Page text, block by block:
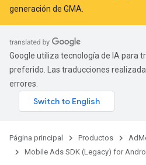
generación de GMA
Google utiliza tecnología de IA para
preferido. Las traducciones
errores.
Página principal Productos
Mobile Ads SDK (Legacy) for